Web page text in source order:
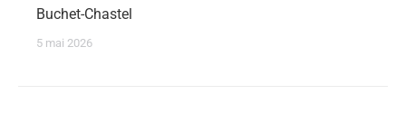
Buchet-Chastel
5 mai 2026